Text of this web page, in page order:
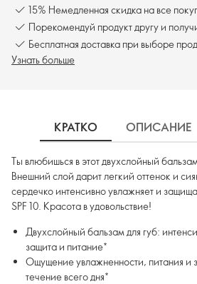
15% Немедленная скидка на все
Порекомендуй продукт другу и
Бесплатная доставка при
Узнать больше
КРАТКО ОПИСАНИЕ
Ты влюбишься в этот двухслойный
Внешний слой дарит легкий оттенок и
сердечко интенсивно увлажняет и
SPF 10. Красота в удовольствие!
Двухслойный бальзам для губ:
защита и питание*
Ощущение увлажненности, питания и
течение всего дня*